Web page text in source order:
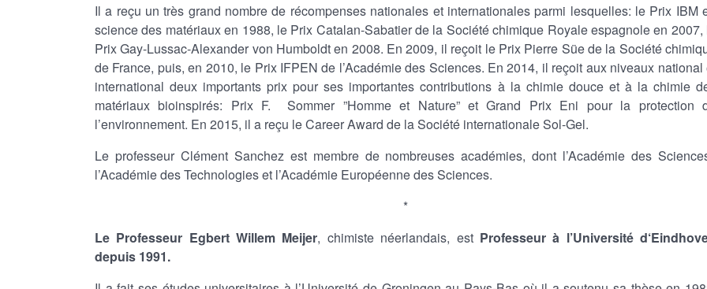
Il a reçu un très grand nombre de récompenses nationales et internationales parmi lesquelles: le Prix IBM
science des matériaux en 1988, le Prix Catalan-Sabatier de la Société chimique Royale espagnole en 2007,
Prix Gay-Lussac-Alexander von Humboldt en 2008. En 2009, il reçoit le Prix Pierre Süe de la Société
de France, puis, en 2010, le Prix IFPEN de l’Académie des Sciences. En 2014, il reçoit aux niveaux national
international deux importants prix pour ses importantes contributions à la chimie douce et à la chimie
matériaux bioinspirés: Prix F. Sommer ”Homme et Nature” et Grand Prix Eni pour la protection
l’environnement. En 2015, il a reçu le Career Award de la Société internationale Sol-Gel.
Le professeur Clément Sanchez est membre de nombreuses académies, dont l’Académie des
l’Académie des Technologies et l’Académie Européenne des Sciences.
*
Le Professeur Egbert Willem Meijer, chimiste néerlandais, est Professeur à l’Université
depuis 1991.